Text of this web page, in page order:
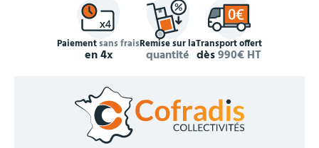
Paiementsans frais
en 4x
Remise sur la
quantité
Transport offert
dès990€ HT